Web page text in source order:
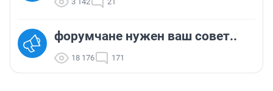
форумчане нужен ваш совет..
18 176 171